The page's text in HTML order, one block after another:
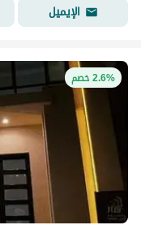
الإيميل
2.6% خصم